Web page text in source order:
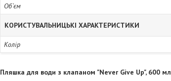
Об`єм
КОРИСТУВАЛЬНИЦЬКІ ХАРАКТЕРИСТИКИ
Колір
Пляшка для води з клапаном "Never Give Up", 600 мл